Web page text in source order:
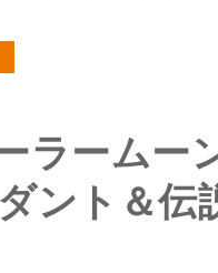
ラームー
ント＆伝